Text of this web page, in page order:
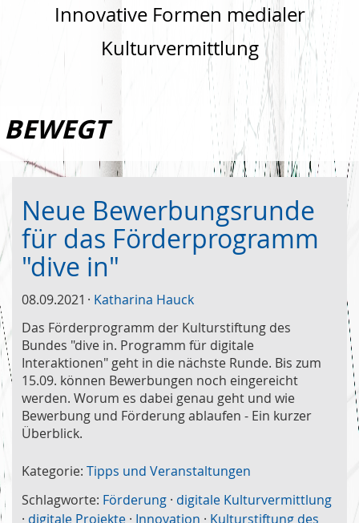
Innovative Formen medialer
Kulturvermittlung
BEWEGT
Neue Bewerbungsrunde
für das Förderprogramm
"dive in"
08.09.2021
Katharina Hauck
Das Förderprogramm der Kulturstiftung des
Bundes "dive in. Programm für digitale
Interaktionen" geht in die nächste Runde. Bis zum
15.09. können Bewerbungen noch eingereicht
werden. Worum es dabei genau geht und wie
Bewerbung und Förderung ablaufen - Ein kurzer
Überblick.
Kategorie: Tipps und Veranstaltungen
Schlagworte: Förderung · digitale Kulturvermittlung
· digitale Projekte · Innovation · Kulturstiftung des